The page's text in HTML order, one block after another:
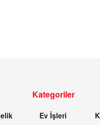
Kategoriler
Ev İşleri